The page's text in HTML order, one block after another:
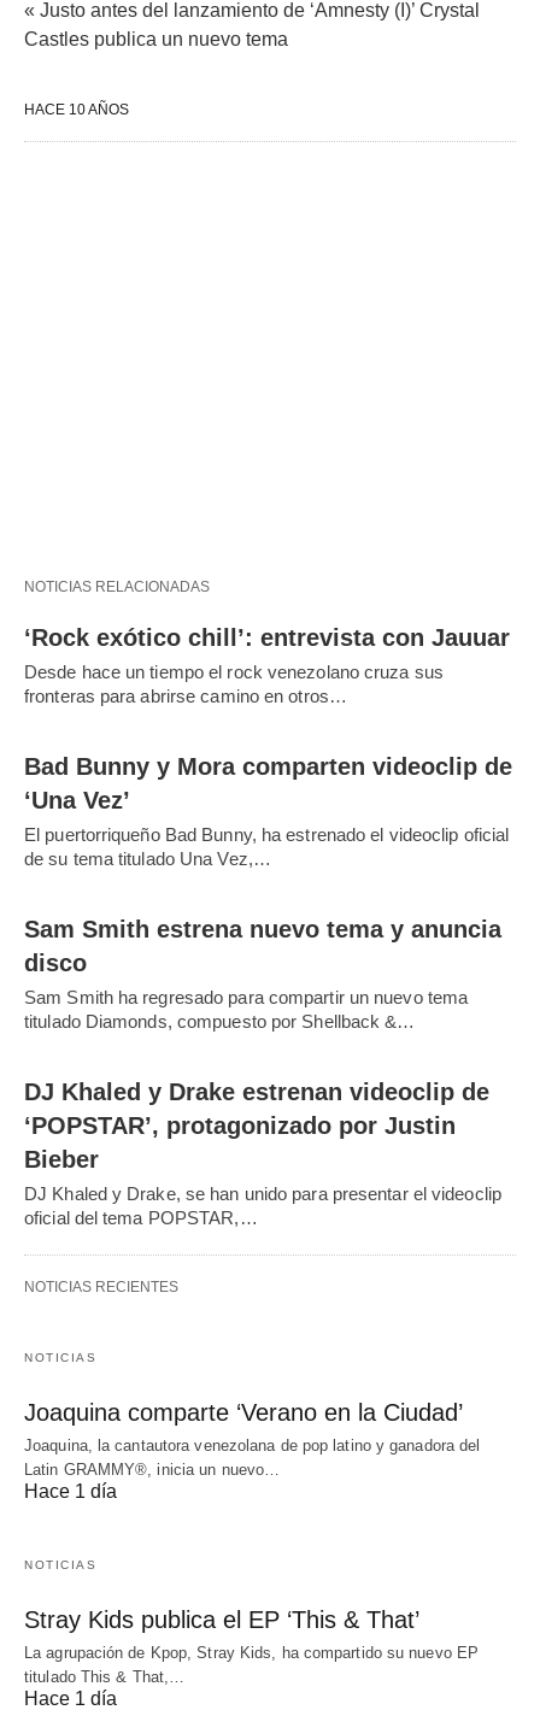
« Justo antes del lanzamiento de ‘Amnesty (I)’ Crystal
Castles publica un nuevo tema
HACE 10 AÑOS
NOTICIAS RELACIONADAS
‘Rock exótico chill’: entrevista con Jauuar
Desde hace un tiempo el rock venezolano cruza sus
fronteras para abrirse camino en otros…
Bad Bunny y Mora comparten videoclip de
‘Una Vez’
El puertorriqueño Bad Bunny, ha estrenado el videoclip oficial
de su tema titulado Una Vez,…
Sam Smith estrena nuevo tema y anuncia
disco
Sam Smith ha regresado para compartir un nuevo tema
titulado Diamonds, compuesto por Shellback &…
DJ Khaled y Drake estrenan videoclip de
‘POPSTAR’, protagonizado por Justin
Bieber
DJ Khaled y Drake, se han unido para presentar el videoclip
oficial del tema POPSTAR,…
NOTICIAS RECIENTES
NOTICIAS
Joaquina comparte ‘Verano en la Ciudad’
Joaquina, la cantautora venezolana de pop latino y ganadora del
Latin GRAMMY®, inicia un nuevo…
Hace 1 día
NOTICIAS
Stray Kids publica el EP ‘This & That’
La agrupación de Kpop, Stray Kids, ha compartido su nuevo EP
titulado This & That,…
Hace 1 día